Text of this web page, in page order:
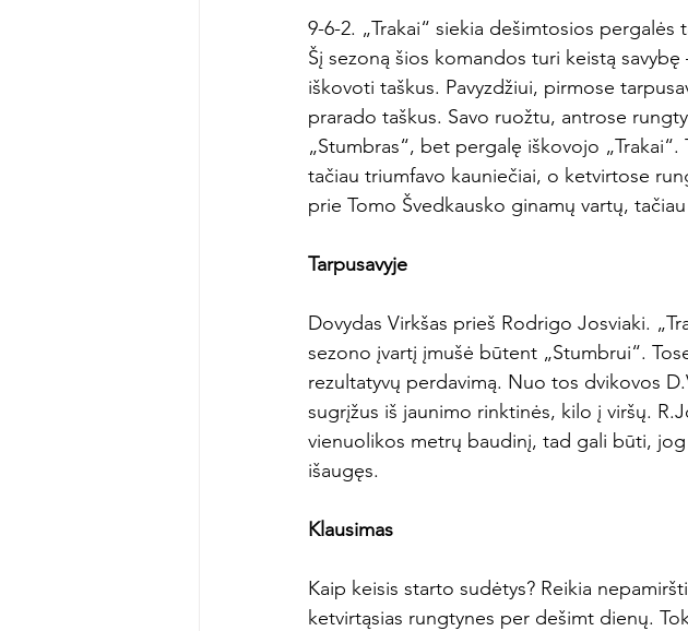
9-6-2. „Trakai“ siekia dešimtosios
Šį sezoną šios komandos turi keistą
iškovoti taškus. Pavyzdžiui, pirmose
prarado taškus. Savo ruožtu, antrose
„Stumbras“, bet pergalę iškovojo
tačiau triumfavo kauniečiai, o ketvirtose
prie Tomo Švedkausko ginamų vartų,
Tarpusavyje
Dovydas Virkšas prieš Rodrigo Josviaki.
sezono įvartį įmušė būtent „Stumbrui“.
rezultatyvų perdavimą. Nuo tos dvikovos
sugrįžus iš jaunimo rinktinės, kilo į viršų.
vienuolikos metrų baudinį, tad gali būti,
išaugęs.
Klausimas
Kaip keisis starto sudėtys? Reikia
ketvirtąsias rungtynes per dešimt dienų.